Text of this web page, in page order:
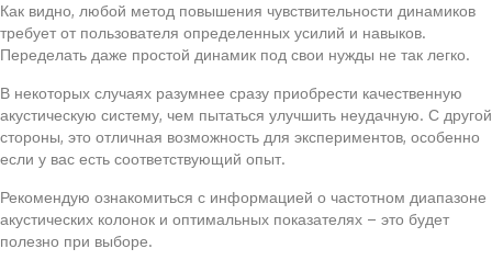
Как видно, любой метод повышения чувствительности динамиков
требует от пользователя определенных усилий и навыков.
Переделать даже простой динамик под свои нужды не так легко.
В некоторых случаях разумнее сразу приобрести качественную
акустическую систему, чем пытаться улучшить неудачную. С другой
стороны, это отличная возможность для экспериментов, особенно
если у вас есть соответствующий опыт.
Рекомендую ознакомиться с информацией о частотном диапазоне
акустических колонок и оптимальных показателях – это будет
полезно при выборе.